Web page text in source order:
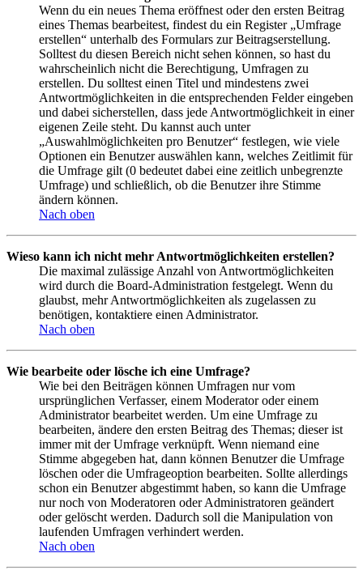
Wenn du ein neues Thema eröffnest oder den ersten Beitrag
eines Themas bearbeitest, findest du ein Register „Umfrage
erstellen“ unterhalb des Formulars zur Beitragserstellung.
Solltest du diesen Bereich nicht sehen können, so hast du
wahrscheinlich nicht die Berechtigung, Umfragen zu
erstellen. Du solltest einen Titel und mindestens zwei
Antwortmöglichkeiten in die entsprechenden Felder eingeben
und dabei sicherstellen, dass jede Antwortmöglichkeit in einer
eigenen Zeile steht. Du kannst auch unter
„Auswahlmöglichkeiten pro Benutzer“ festlegen, wie viele
Optionen ein Benutzer auswählen kann, welches Zeitlimit für
die Umfrage gilt (0 bedeutet dabei eine zeitlich unbegrenzte
Umfrage) und schließlich, ob die Benutzer ihre Stimme
ändern können.
Nach oben
Wieso kann ich nicht mehr Antwortmöglichkeiten erstellen?
Die maximal zulässige Anzahl von Antwortmöglichkeiten
wird durch die Board-Administration festgelegt. Wenn du
glaubst, mehr Antwortmöglichkeiten als zugelassen zu
benötigen, kontaktiere einen Administrator.
Nach oben
Wie bearbeite oder lösche ich eine Umfrage?
Wie bei den Beiträgen können Umfragen nur vom
ursprünglichen Verfasser, einem Moderator oder einem
Administrator bearbeitet werden. Um eine Umfrage zu
bearbeiten, ändere den ersten Beitrag des Themas; dieser ist
immer mit der Umfrage verknüpft. Wenn niemand eine
Stimme abgegeben hat, dann können Benutzer die Umfrage
löschen oder die Umfrageoption bearbeiten. Sollte allerdings
schon ein Benutzer abgestimmt haben, so kann die Umfrage
nur noch von Moderatoren oder Administratoren geändert
oder gelöscht werden. Dadurch soll die Manipulation von
laufenden Umfragen verhindert werden.
Nach oben